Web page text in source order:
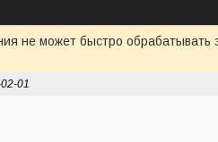
не может быстро
01